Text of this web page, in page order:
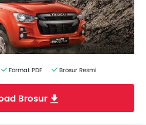
Format PDF Brosur Resmi
Brosur